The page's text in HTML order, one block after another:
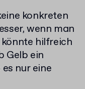
konkreten
wenn man
hilfreich
Gelb ein
nur eine